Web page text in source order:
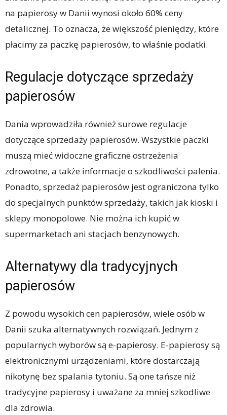
na papierosy w Danii wynosi około 60% ceny
detalicznej. To oznacza, że większość pieniędzy, które
płacimy za paczkę papierosów, to właśnie podatki.
Regulacje dotyczące sprzedaży
papierosów
Dania wprowadziła również surowe regulacje
dotyczące sprzedaży papierosów. Wszystkie paczki
muszą mieć widoczne graficzne ostrzeżenia
zdrowotne, a także informacje o szkodliwości palenia.
Ponadto, sprzedaż papierosów jest ograniczona tylko
do specjalnych punktów sprzedaży, takich jak kioski i
sklepy monopolowe. Nie można ich kupić w
supermarketach ani stacjach benzynowych.
Alternatywy dla tradycyjnych
papierosów
Z powodu wysokich cen papierosów, wiele osób w
Danii szuka alternatywnych rozwiązań. Jednym z
popularnych wyborów są e-papierosy. E-papierosy są
elektronicznymi urządzeniami, które dostarczają
nikotynę bez spalania tytoniu. Są one tańsze niż
tradycyjne papierosy i uważane za mniej szkodliwe
dla zdrowia.